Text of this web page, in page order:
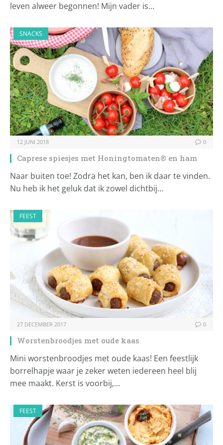
leven alweer begonnen! Mijn vader is…
SNACKS
12 JUNI 2018 0
Caprese spiesjes met Honingtomaten® en ham
Naar buiten toe! Zodra het kan, ben ik daar te vinden.
Nu heb ik het geluk dat ik zowel dichtbij…
FEEST
27 DECEMBER 2017 0
Worstenbroodjes met oude kaas
Mini worstenbroodjes met oude kaas! Een feestlijk
borrelhapje waar je zeker weten iedereen heel blij
mee maakt. Kerst is voorbij,…
FEEST